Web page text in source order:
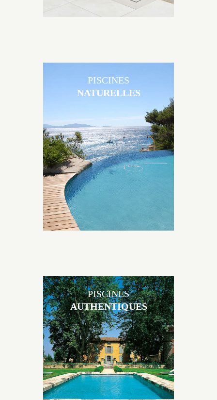
Les piscines en béton naturelles Jacques Brens sont
originales, elles s’intègrent parfaitement à leur
environnement grâce à un jeu de volume et de
matière sur-mesure conçu par notre bureau d’étude
spécialisé.
PISCINES
NATURELLES
Les piscines en béton authentiques Jacques Brens se
démarquent par la noblesse des matériaux
utilisés pour garder un aspect ancien, retrouver une
patine naturelle ou créer un ornement de pierres de
taille.
PISCINES
AUTHENTIQUES